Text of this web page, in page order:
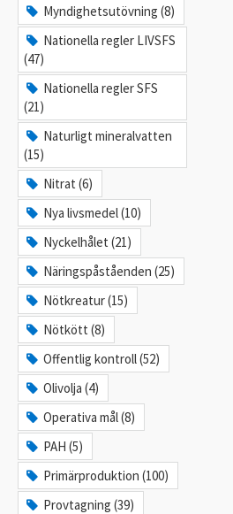
Myndighetsutövning (8)
Nationella regler LIVSFS
(47)
Nationella regler SFS
(21)
Naturligt mineralvatten
(15)
Nitrat (6)
Nya livsmedel (10)
Nyckelhålet (21)
Näringspåståenden (25)
Nötkreatur (15)
Nötkött (8)
Offentlig kontroll (52)
Olivolja (4)
Operativa mål (8)
PAH (5)
Primärproduktion (100)
Provtagning (39)